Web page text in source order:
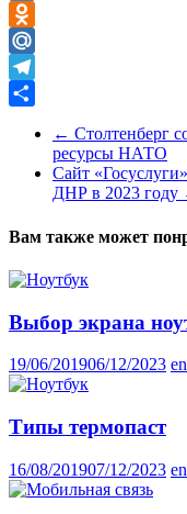
VK
Odnoklassniki
Mail.Ru
Telegram
← Столтенберг
ресурсы НАТО
Сайт
ДНР в 2023 году
Вам также может
Выбор экрана
19/06/201906/12/2023 en
Типы термопаст
16/08/201907/12/2023 en